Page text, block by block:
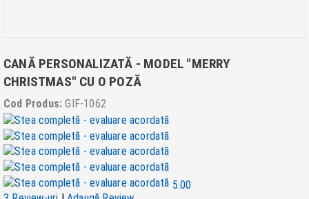
CANĂ PERSONALIZATĂ - MODEL "MERRY
CHRISTMAS" CU O POZĂ
Cod Produs: GIF-1062
5.00